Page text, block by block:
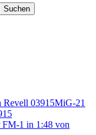
Suchen
MiG-21